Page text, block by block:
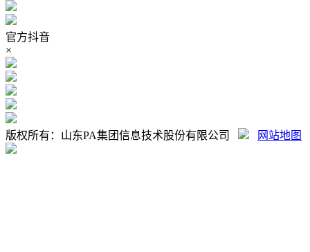
官方抖音
×
版权所有：山东PA集团信息技术股份有限公司 网站地图